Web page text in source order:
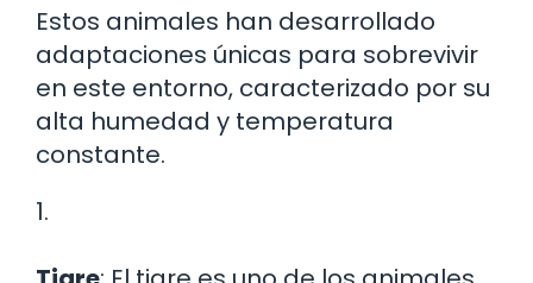
Estos animales han desarrollado
adaptaciones únicas para sobrevivir
en este entorno, caracterizado por su
alta humedad y temperatura
constante.
1.